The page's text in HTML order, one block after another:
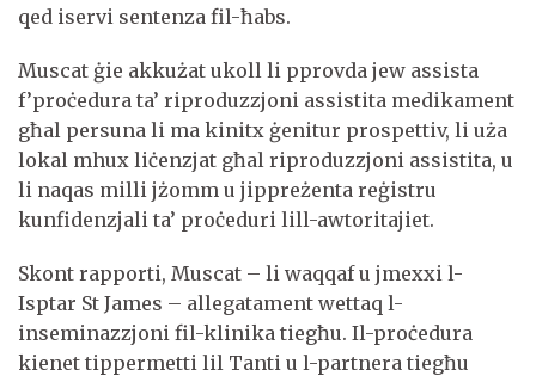
qed iservi sentenza fil-ħabs.
Muscat ġie akkużat ukoll li pprovda jew assista
f’proċedura ta’ riproduzzjoni assistita medikament
għal persuna li ma kinitx ġenitur prospettiv, li uża
lokal mhux liċenzjat għal riproduzzjoni assistita, u
li naqas milli jżomm u jippreżenta reġistru
kunfidenzjali ta’ proċeduri lill-awtoritajiet.
Skont rapporti, Muscat – li waqqaf u jmexxi l-
Isptar St James – allegatament wettaq l-
inseminazzjoni fil-klinika tiegħu. Il-proċedura
kienet tippermetti lil Tanti u l-partnera tiegħu